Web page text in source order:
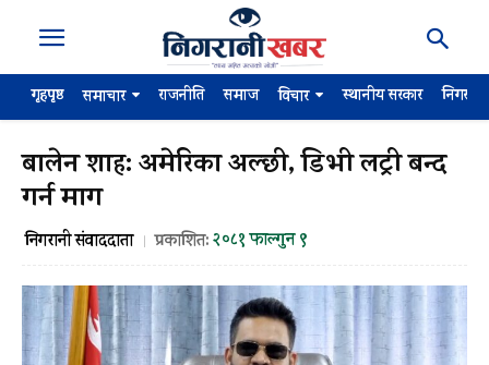
गृहपृष्ठ समाचार राजनीति समाज विचार स्थानीय सरकार
बालेन शाह: अमेरिका अल्छी, डिभी लट्री बन्द
गर्न माग
निगरानी संवाददाता प्रकाशित:२०८१ फाल्गुन ९